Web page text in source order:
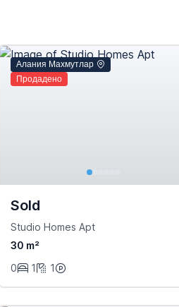
Алания Махмутлар
Продадено
Sold
Studio Homes Apt
30 m²
0
1 1